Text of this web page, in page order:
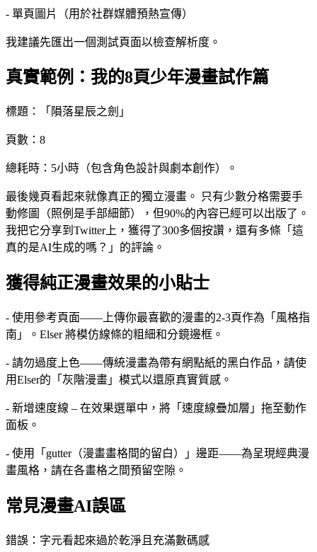
- 單頁圖片（用於社群媒體預熱宣傳）
我建議先匯出一個測試頁面以檢查解析度。
真實範例：我的8頁少年漫畫試作篇
標題：「隕落星辰之劍」
頁數：8
總耗時：5小時（包含角色設計與劇本創作）。
最後幾頁看起來就像真正的獨立漫畫。 只有少數分格需要手
動修圖（照例是手部細節），但90%的內容已經可以出版了。
我把它分享到Twitter上，獲得了300多個按讚，還有多條「這
真的是AI生成的嗎？」的評論。
獲得純正漫畫效果的小貼士
- 使用參考頁面——上傳你最喜歡的漫畫的2-3頁作為「風格指
南」。Elser 將模仿線條的粗細和分鏡邊框。
- 請勿過度上色——傳統漫畫為帶有網點紙的黑白作品，請使
用Elser的「灰階漫畫」模式以還原真實質感。
- 新增速度線 – 在效果選單中，將「速度線疊加層」拖至動作
面板。
- 使用「gutter（漫畫畫格間的留白）」邊距——為呈現經典漫
畫風格，請在各畫格之間預留空隙。
常見漫畫AI誤區
錯誤：字元看起來過於乾淨且充滿數碼感